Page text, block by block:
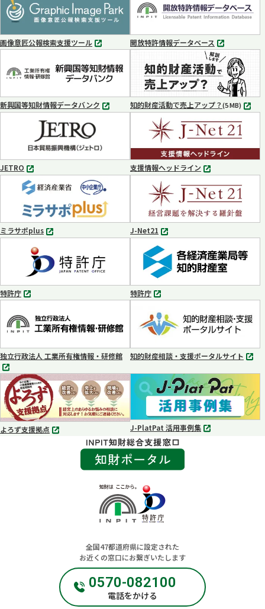
で
開
く
ブ
で
く
画像意匠公報検索支援ツール
別
ブ
で
く
開放特許情報データベース
別
タ
ブ
で
開
く
新興国等知財情報データバンク
別
開
く
知的財産活動で売上アップ？(5 MB) MP4
JETRO
別
タ
ブ
で
開
く
支援情報ヘッドライン
別
タ
ブ
で
開
く
ミラサポplus
別
ブ
で
開
く
J-Net21
別
タ
ブ
で
開
く
特許庁
別
ブ
で
く
特許庁
別
ブ
で
開
く
独立行政法人 工業所有権情報・研修館
別
タ
ブ
で
知的財産相談・支援ポータルサイト
別
タ
開
く
よろず支援拠点
別
J-PlatPat 活用事例集
別
全国​47都道府県に設定された
お近くの窓口にお繋ぎいたします
0570-082100
電話をかける